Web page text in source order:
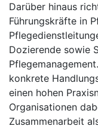
Darüber hinaus
Führungskräfte in
Dozierende sowie
konkrete
einen hohen
Organisationen
Zusammenarbeit